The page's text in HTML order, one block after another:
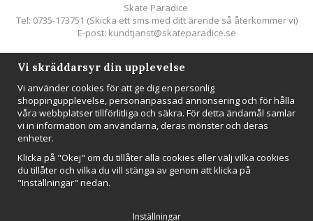
Skate Paradice
Tel: 0735-173751 (Skicka ett sms med ditt ärende så återkommer vi)
E-post: kundtjanst@skateparadice.se
Följ oss
Anmäl mig
Vi skräddarsyr din upplevelse
Vi använder cookies för att ge dig en personlig
shoppingupplevelse, personanpassad annonsering och för hålla
våra webbplatser tillförlitliga och säkra. För detta ändamål samlar
vi in information om användarna, deras mönster och deras
enheter.
Klicka på "Okej" om du tillåter alla cookies eller välj vilka cookies
du tillåter och vilka du vill stänga av genom att klicka på
"Inställningar" nedan.
Inställningar